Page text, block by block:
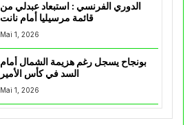
الدوري الفرنسي : استبعاد عبدلي من
قائمة مرسيليا أمام نانت
Mai 1, 2026
بونجاح يسجل رغم هزيمة الشمال أمام
السد في كأس الأمير
Mai 1, 2026